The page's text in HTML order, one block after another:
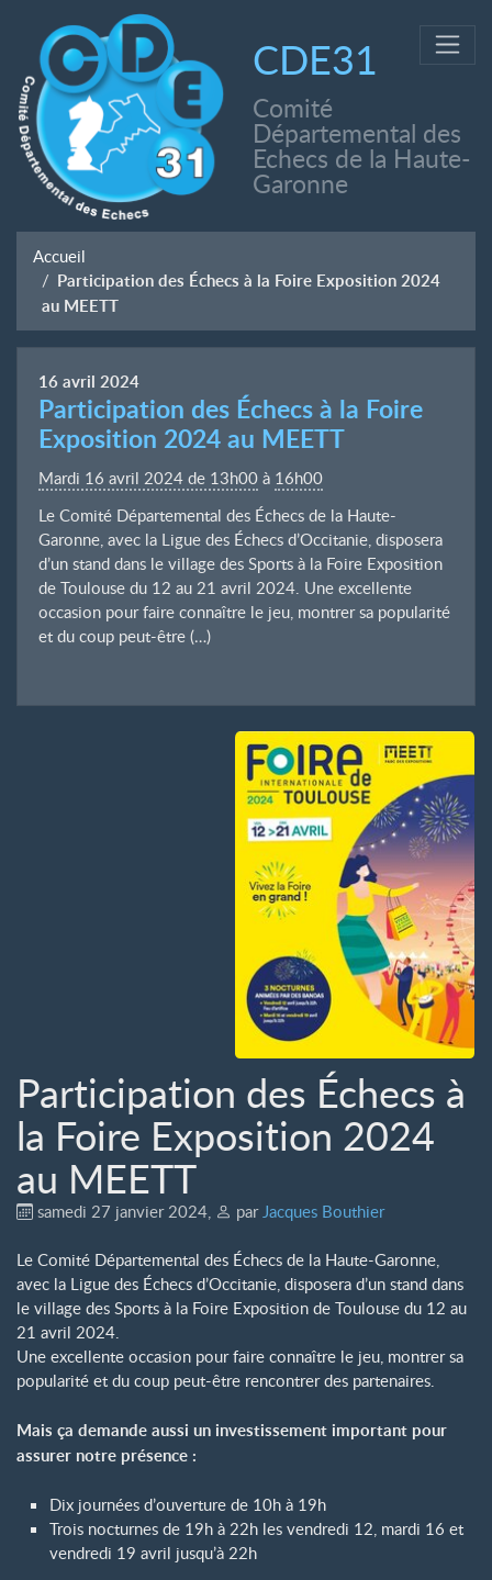
CDE31
Comité
Départemental des
Echecs de la Haute-
Garonne
Accueil
Participation des Échecs à la Foire Exposition 2024
au MEETT
16 avril 2024
Participation des Échecs à la Foire
Exposition 2024 au MEETT
Mardi 16 avril 2024 de 13h00à 16h00
Le Comité Départemental des Échecs de la Haute-
Garonne, avec la Ligue des Échecs d’Occitanie, disposera
d’un stand dans le village des Sports à la Foire Exposition
de Toulouse du 12 au 21 avril 2024. Une excellente
occasion pour faire connaître le jeu, montrer sa popularité
et du coup peut-être (…)
Participation des Échecs à
la Foire Exposition 2024
au MEETT
samedi 27 janvier 2024 par Jacques Bouthier
Le Comité Départemental des Échecs de la Haute-Garonne,
avec la Ligue des Échecs d’Occitanie, disposera d’un stand dans
le village des Sports à la Foire Exposition de Toulouse du 12 au
21 avril 2024.
Une excellente occasion pour faire connaître le jeu, montrer sa
popularité et du coup peut-être rencontrer des partenaires.
Mais ça demande aussi un investissement important pour
assurer notre présence :
Dix journées d’ouverture de 10h à 19h
Trois nocturnes de 19h à 22h les vendredi 12, mardi 16 et
vendredi 19 avril jusqu’à 22h